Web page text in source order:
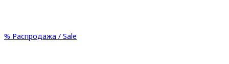
% Распродажа / Sale